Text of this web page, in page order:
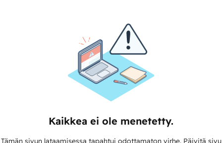
Kaikkea ei ole menetetty.
Tämän sivun lataamisessa tapahtui odottamaton virhe. Päivitä sivu